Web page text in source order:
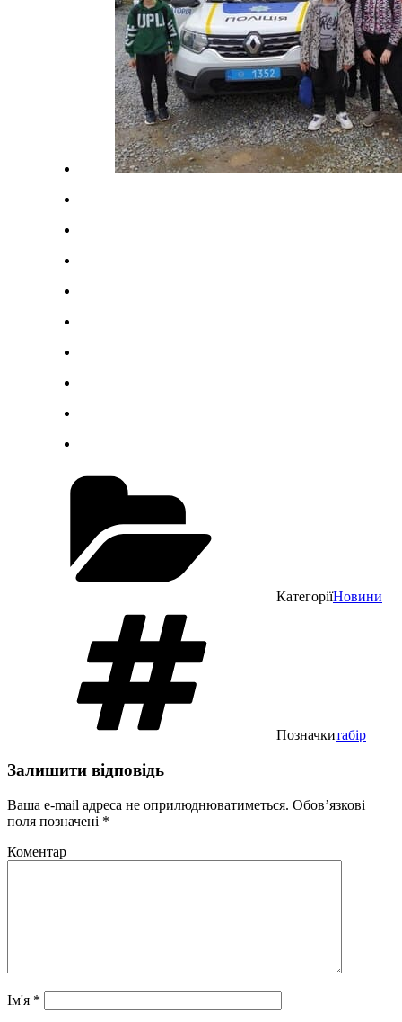
КатегоріїНовини
Позначкитабір
Залишити відповідь
Ваша e-mail адреса не оприлюднюватиметься. Обов’язкові
поля позначені *
Коментар
Ім'я *